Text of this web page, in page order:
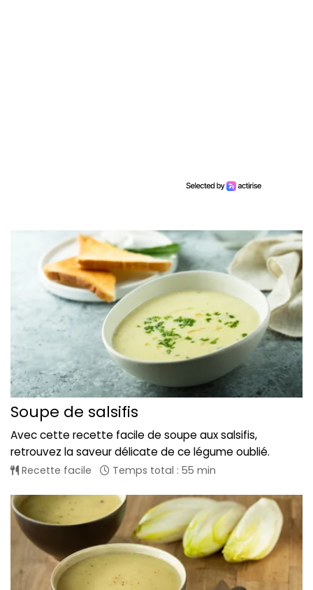
Soupe de salsifis
Avec cette recette facile de soupe aux salsifis,
retrouvez la saveur délicate de ce légume oublié.
Recette facile Temps total : 55 min